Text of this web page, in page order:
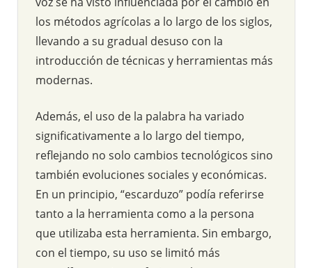
los métodos agrícolas a lo largo de los siglos,
llevando a su gradual desuso con la
introducción de técnicas y herramientas más
modernas.
Además, el uso de la palabra ha variado
significativamente a lo largo del tiempo,
reflejando no solo cambios tecnológicos sino
también evoluciones sociales y económicas.
En un principio, “escarduzo” podía referirse
tanto a la herramienta como a la persona
que utilizaba esta herramienta. Sin embargo,
con el tiempo, su uso se limitó más